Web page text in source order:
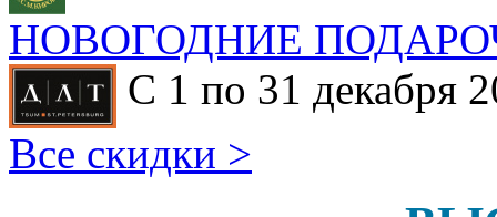
НОВОГОДНИЕ
С 1 по 31 декабря
Все скидки >